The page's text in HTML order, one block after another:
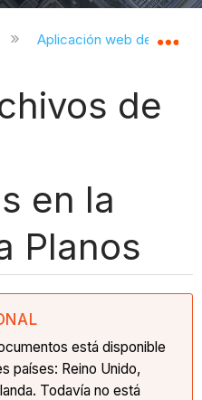
jerarquía global
Aplicación web de
de
en la
Planos
está disponible
países: Reino Unido,
Todavía no está